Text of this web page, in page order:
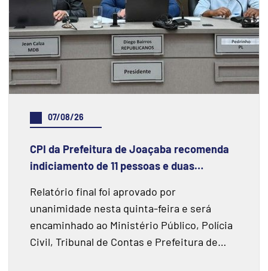
07/08/26
CPI da Prefeitura de Joaçaba recomenda
indiciamento de 11 pessoas e duas
Relatório final foi aprovado por
unanimidade nesta quinta-feira e será
encaminhado ao Ministério Público, Polícia
Civil, Tribunal de Contas e Prefeitura de